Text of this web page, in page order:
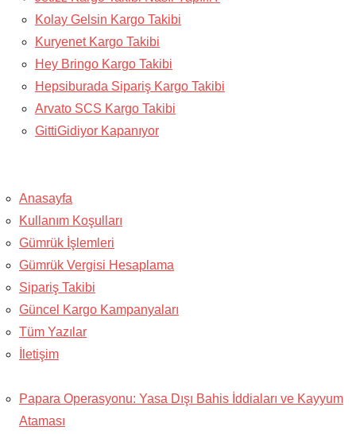
Kolay Gelsin Kargo Takibi
Kuryenet Kargo Takibi
Hey Bringo Kargo Takibi
Hepsiburada Sipariş Kargo Takibi
Arvato SCS Kargo Takibi
GittiGidiyor Kapanıyor
Anasayfa
Kullanım Koşulları
Gümrük İşlemleri
Gümrük Vergisi Hesaplama
Sipariş Takibi
Güncel Kargo Kampanyaları
Tüm Yazılar
İletişim
Papara Operasyonu: Yasa Dışı Bahis İddiaları ve Kayyum
Ataması